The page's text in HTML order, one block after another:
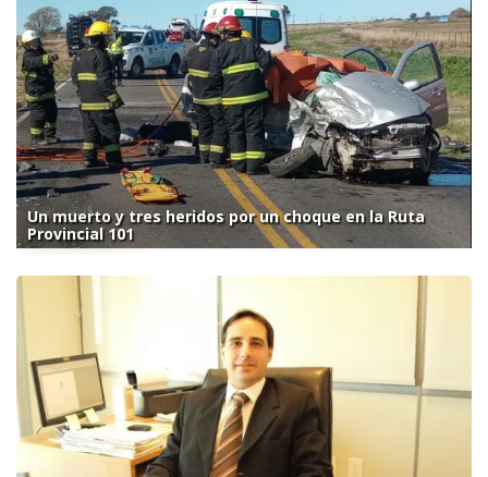
Un muerto y tres heridos por un choque en la Ruta
Provincial 101